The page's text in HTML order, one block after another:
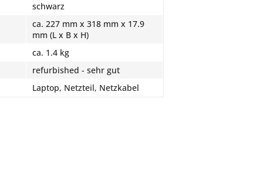
schwarz
ca. 227 mm x 318 mm x 17.9
mm (L x B x H)
ca. 1.4 kg
refurbished - sehr gut
Laptop, Netzteil, Netzkabel